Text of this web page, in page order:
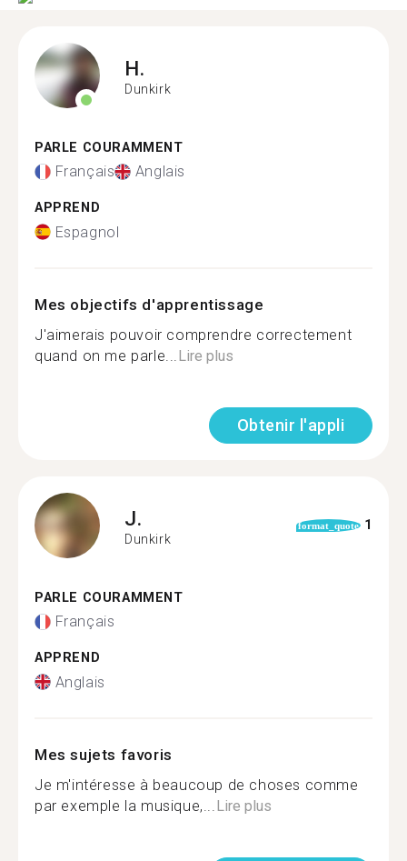
H.
Dunkirk
PARLE COURAMMENT
Français Anglais
APPREND
Espagnol
Mes objectifs d'apprentissage
J'aimerais pouvoir comprendre correctement
quand on me parle... Lire plus
Obtenir l'appli
J.
Dunkirk
format_quote 1
PARLE COURAMMENT
Français
APPREND
Anglais
Mes sujets favoris
Je m'intéresse à beaucoup de choses comme
par exemple la musique,... Lire plus